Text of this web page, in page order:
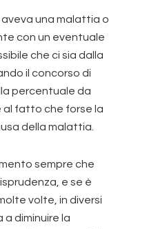
una malattia o
con un eventuale
che ci sia dalla
il concorso di
percentuale da
al fatto che forse la
della malattia.
sempre che
e se è
volte, in diversi
a diminuire la